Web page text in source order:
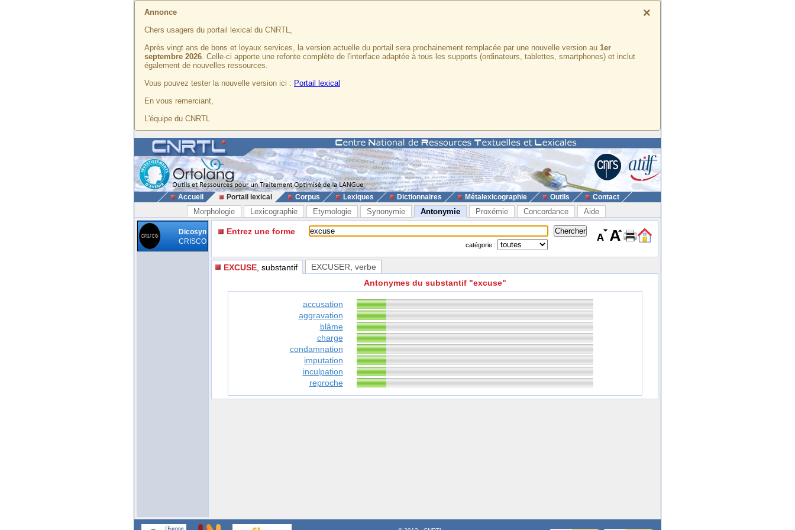
×
Annonce
Chers usagers du portail lexical du CNRTL,
Après vingt ans de bons et loyaux services, la version actuelle du portail sera prochainement remplacée par une nouvelle version au 1er
septembre 2026. Celle-ci apporte une refonte complète de l'interface adaptée à tous les supports (ordinateurs, tablettes, smartphones) et inclut
également de nouvelles ressources.
Vous pouvez tester la nouvelle version ici : Portail lexical
En vous remerciant,
L'équipe du CNRTL
Accueil Portail lexical Corpus Lexiques Dictionnaires Métalexicographie Outils Contact
Morphologie Lexicographie Etymologie Synonymie Antonymie Proxémie Concordance Aide
Dicosyn
CRISCO
Entrez une forme
catégorie :
EXCUSE , substantif EXCUSER , verbe
Antonymes du substantif "excuse"
accusation
aggravation
blâme
charge
condamnation
imputation
inculpation
reproche